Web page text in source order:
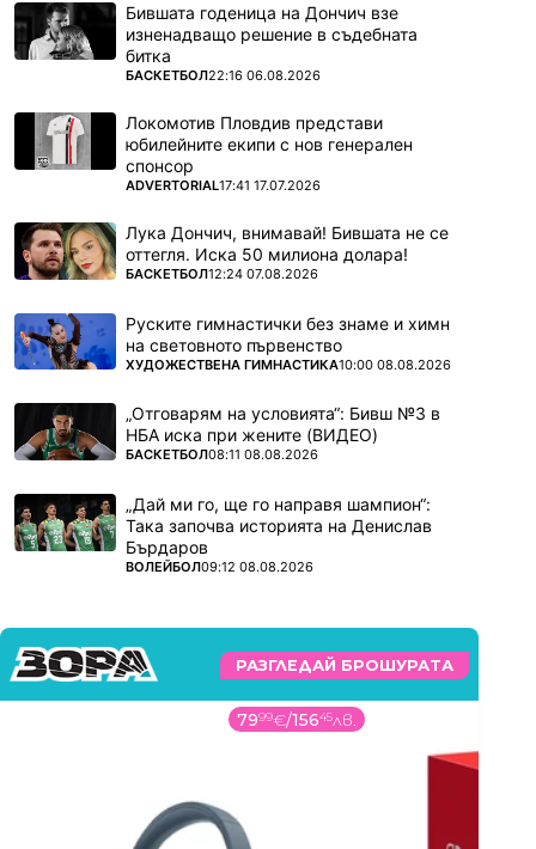
Бившата годеница на Дончич взе
изненадващо решение в съдебната
битка
ПОВЕЧЕ ОТ
БАСКЕТБОЛ22:16 06.08.2026
Локомотив Пловдив представи
юбилейните екипи с нов генерален
спонсор
ПОВЕЧЕ ОТ
ADVERTORIAL17:41 17.07.2026
Лука Дончич, внимавай! Бившата не се
оттегля. Иска 50 милиона долара!
ПОВЕЧЕ ОТ
БАСКЕТБОЛ12:24 07.08.2026
Руските гимнастички без знаме и химн
на световното първенство
ПОВЕЧЕ ОТ
ХУДОЖЕСТВЕНА ГИМНАСТИКА10:00 08.08.2026
„Отговарям на условията“: Бивш №3 в
НБА иска при жените (ВИДЕО)
ПОВЕЧЕ ОТ
БАСКЕТБОЛ08:11 08.08.2026
„Дай ми го, ще го направя шампион“:
Така започва историята на Денислав
Бърдаров
ПОВЕЧЕ ОТ
ВОЛЕЙБОЛ09:12 08.08.2026
РАЗГЛЕДАЙ БРОШУРАТА
7999€/15645лв.